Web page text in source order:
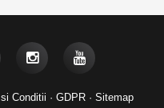
Conditii · GDPR · Sitemap